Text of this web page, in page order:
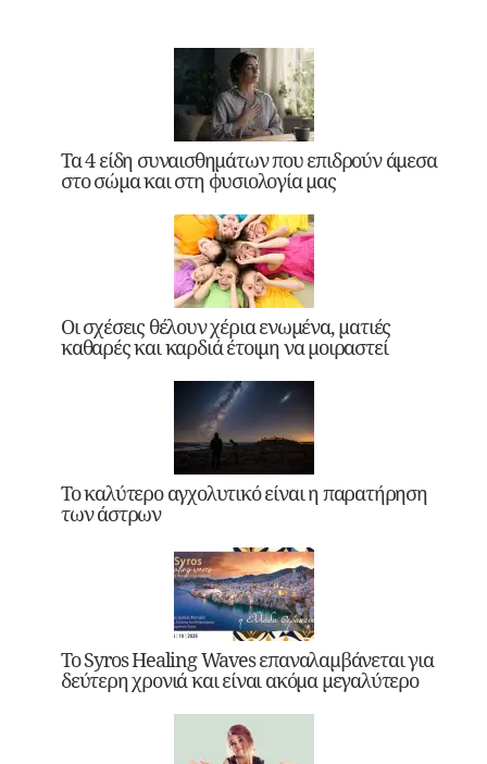
Τα 4 είδη συναισθημάτων που επιδρούν άμεσα
στο σώμα και στη φυσιολογία μας
Οι σχέσεις θέλουν χέρια ενωμένα, ματιές
καθαρές και καρδιά έτοιμη να μοιραστεί
Το καλύτερο αγχολυτικό είναι η παρατήρηση
των άστρων
Το Syros Healing Waves επαναλαμβάνεται για
δεύτερη χρονιά και είναι ακόμα μεγαλύτερο